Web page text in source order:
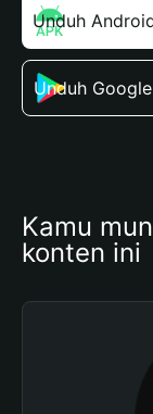
Unduh
Unduh
Kamu
konten ini